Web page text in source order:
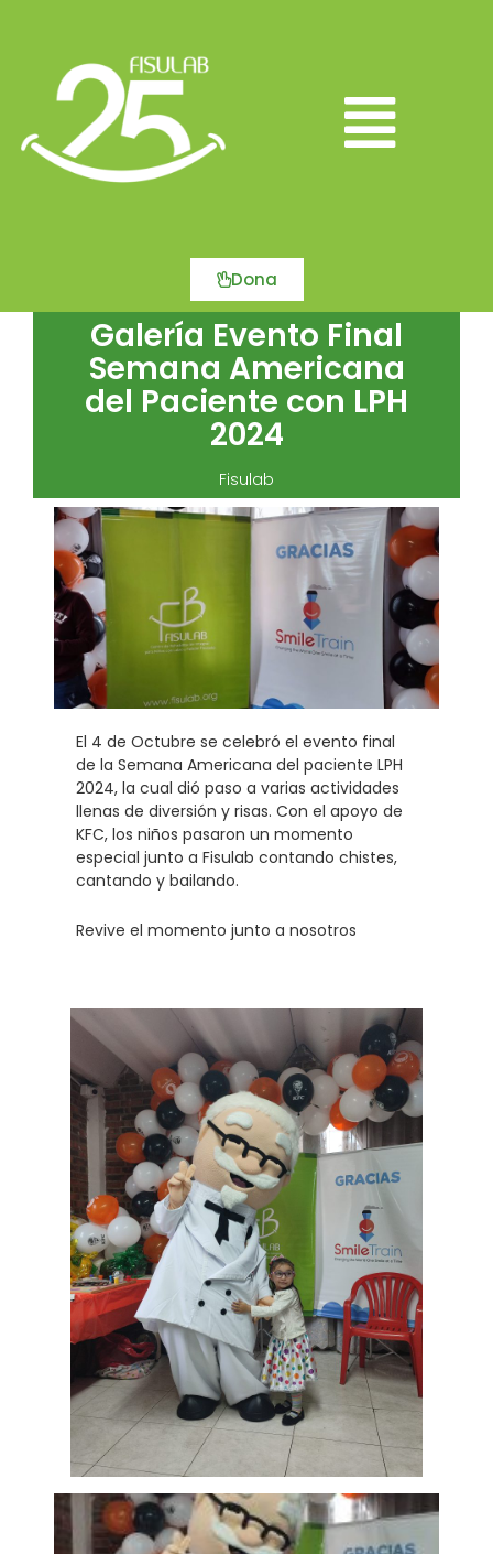
Main
Menu
Dona
Galería Evento Final
Semana Americana
del Paciente con LPH
2024
Fisulab
El 4 de Octubre se celebró el evento final
de la Semana Americana del paciente LPH
2024, la cual dió paso a varias actividades
llenas de diversión y risas. Con el apoyo de
KFC, los niños pasaron un momento
especial junto a Fisulab contando chistes,
cantando y bailando.
Revive el momento junto a nosotros